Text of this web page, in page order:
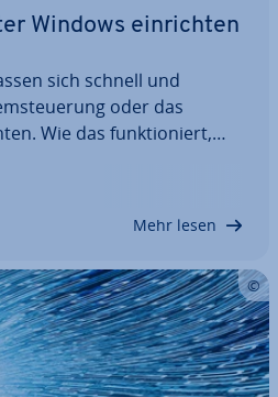
Windows ein­rich­ten
sich schnell und
oder das
Wie das funk­tio­niert,
Mehr lesen